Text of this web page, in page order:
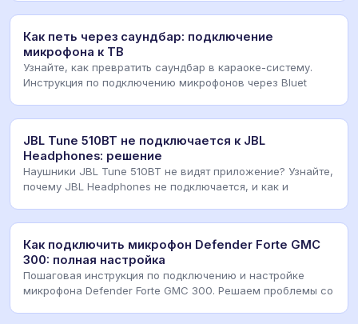
Как петь через саундбар: подключение
микрофона к ТВ
Узнайте, как превратить саундбар в караоке-систему.
Инструкция по подключению микрофонов через Bluet
JBL Tune 510BT не подключается к JBL
Headphones: решение
Наушники JBL Tune 510BT не видят приложение? Узнайте,
почему JBL Headphones не подключается, и как и
Как подключить микрофон Defender Forte GMC
300: полная настройка
Пошаговая инструкция по подключению и настройке
микрофона Defender Forte GMC 300. Решаем проблемы со